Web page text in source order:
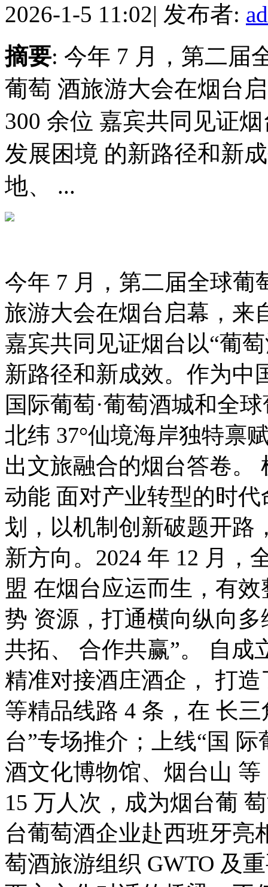
2026-1-5 11:02| 发布者:
摘要: 今年 7 月，第二
葡萄 酒旅游大会在烟台
300 余位 嘉宾共同见证
发展困境 的新路径和新
地、 ...
今年 7 月，第二届全球
旅游大会在烟台启幕，来
嘉宾共同见证烟台以“葡
新路径和新成效。作为中
国际葡萄·葡萄酒城和全
北纬 37°仙境海岸独特禀
出文旅融合的烟台答卷。
动能 面对产业转型的时
划，以机制创新破题开路
新方向。2024 年 12 月，
盟 在烟台应运而生，有
势 资源，打通横向纵向
共拓、 合作共赢”。 自成
精准对接酒庄酒企， 打
等精品线路 4 条，在 长
台”专场推介；上线“国
酒文化博物馆、烟台山
15 万人次，成为烟台葡
台葡萄酒企业赴西班牙亮
萄酒旅游组织 GWTO 及